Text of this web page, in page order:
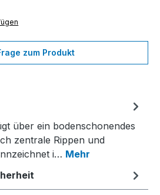
zum Produkt
über ein bodenschonendes
zentrale Rippen und
i… Mehr